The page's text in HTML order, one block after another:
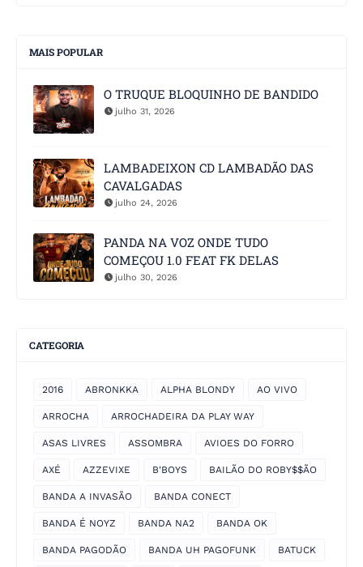
MAIS POPULAR
O TRUQUE BLOQUINHO DE BANDIDO
julho 31, 2026
LAMBADEIXON CD LAMBADÃO DAS
CAVALGADAS
julho 24, 2026
PANDA NA VOZ ONDE TUDO
COMEÇOU 1.0 FEAT FK DELAS
julho 30, 2026
CATEGORIA
2016 ABRONKKA ALPHA BLONDY AO VIVO
ARROCHA ARROCHADEIRA DA PLAY WAY
ASAS LIVRES ASSOMBRA AVIOES DO FORRO
AXÉ AZZEVIXE B'BOYS BAILÃO DO ROBY$$ÃO
BANDA A INVASÃO BANDA CONECT
BANDA É NOYZ BANDA NA2 BANDA OK
BANDA PAGODÃO BANDA UH PAGOFUNK BATUCK